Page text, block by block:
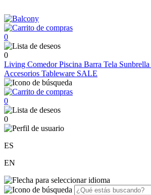
0
0
Living ComedorPiscina Barra Tela Sunbrella
Accesorios Tableware SALE
0
0
ES
EN